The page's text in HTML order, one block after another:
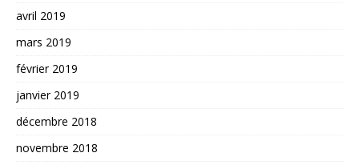
avril 2019
mars 2019
février 2019
janvier 2019
décembre 2018
novembre 2018